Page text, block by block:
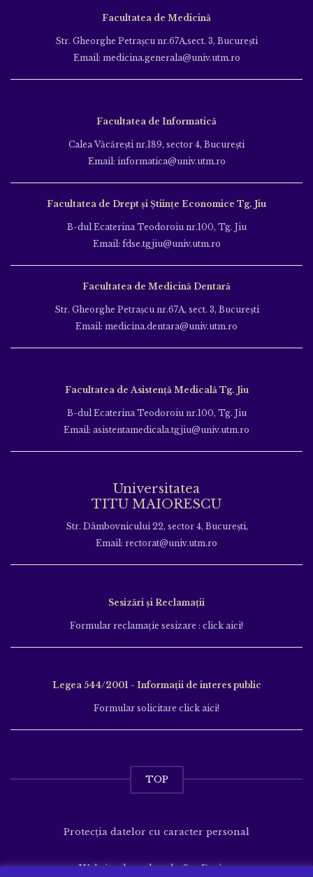
Facultatea de Medicină
Str. Gheorghe Petraşcu nr.67A,sect. 3, Bucureşti
Email: medicina.generala@univ.utm.ro
Facultatea de Informatică
Calea Văcăreşti nr.189, sector 4, Bucureşti
Email: informatica@univ.utm.ro
Facultatea de Drept și Științe Economice Tg. Jiu
B-dul Ecaterina Teodoroiu nr.100, Tg. Jiu
Email: fdse.tgjiu@univ.utm.ro
Facultatea de Medicină Dentară
Str. Gheorghe Petraşcu nr.67A, sect. 3, Bucureşti
Email: medicina.dentara@univ.utm.ro
Facultatea de Asistență Medicală Tg. Jiu
B-dul Ecaterina Teodoroiu nr.100, Tg. Jiu
Email: asistentamedicala.tgjiu@univ.utm.ro
Universitatea
TITU MAIORESCU
Str. Dâmbovnicului 22, sector 4, București,
Email: rectorat@univ.utm.ro
Sesizări și Reclamații
Formular reclamație sesizare : click aici!
Legea 544/2001 - Informații de interes public
Formular solicitare click aici!
TOP
Protecția datelor cu caracter personal
Website dezvoltat deSenDesign